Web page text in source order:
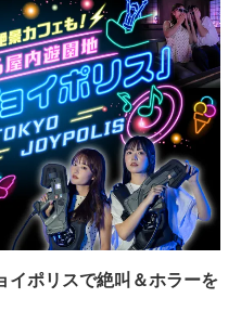
イポリスで絶叫＆ホラーを